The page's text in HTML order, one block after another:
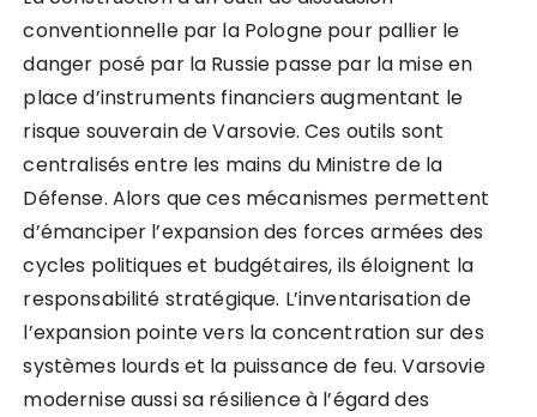
conventionnelle par la Pologne pour pallier le
danger posé par la Russie passe par la mise en
place d’instruments financiers augmentant le
risque souverain de Varsovie. Ces outils sont
centralisés entre les mains du Ministre de la
Défense. Alors que ces mécanismes permettent
d’émanciper l’expansion des forces armées des
cycles politiques et budgétaires, ils éloignent la
responsabilité stratégique. L’inventarisation de
l’expansion pointe vers la concentration sur des
systèmes lourds et la puissance de feu. Varsovie
modernise aussi sa résilience à l’égard des